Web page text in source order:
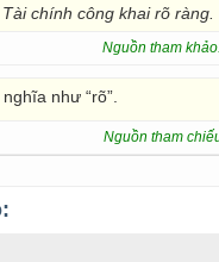
Tài chính công khai rõ ràng.
Nguồn tham
như “rõ”.
Nguồn tham